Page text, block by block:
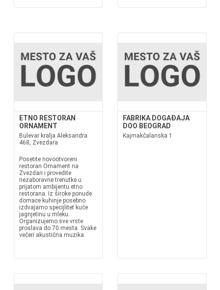
ETNO RESTORAN
ORNAMENT
Bulevar kralja Aleksandra
468, Zvezdara
Posetite novootvoreni
restoran Ornament na
Zvezdari i provedite
nezaboravne trenutke u
prijatom ambijentu etno
restorana. Iz široke ponude
domace kuhinje posebno
izdvajamo specijlitet kuće
jagnjetinu u mleku.
Organizujemo sve vrste
proslava do 70 mesta. Svake
večeri akustična muzika.
FABRIKA DOGAĐAJA
DOO BEOGRAD
Kajmakčalanska 1